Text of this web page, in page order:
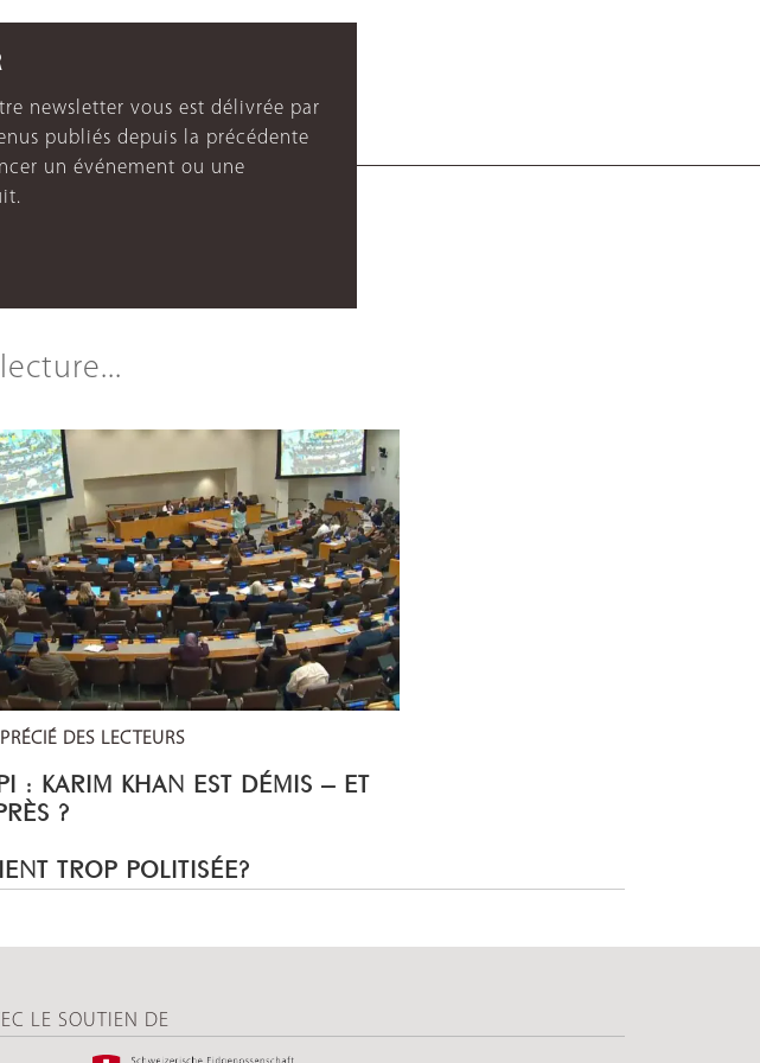
newsletter vous est délivrée par
publiés depuis la précédente
un événement ou une
DES LECTEURS
: KARIM KHAN EST DÉMIS – ET
?
TROP POLITISÉE?
LE SOUTIEN DE